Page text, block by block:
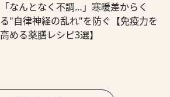
「なんとなく不調…」寒暖差からく
る"自律神経の乱れ"を防ぐ【免疫力を
高める薬膳レシピ3選】